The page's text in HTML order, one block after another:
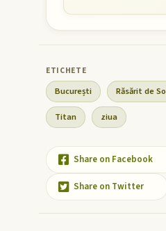
București Răsărit de
Titan ziua
Share on Facebook
Share on Twitter